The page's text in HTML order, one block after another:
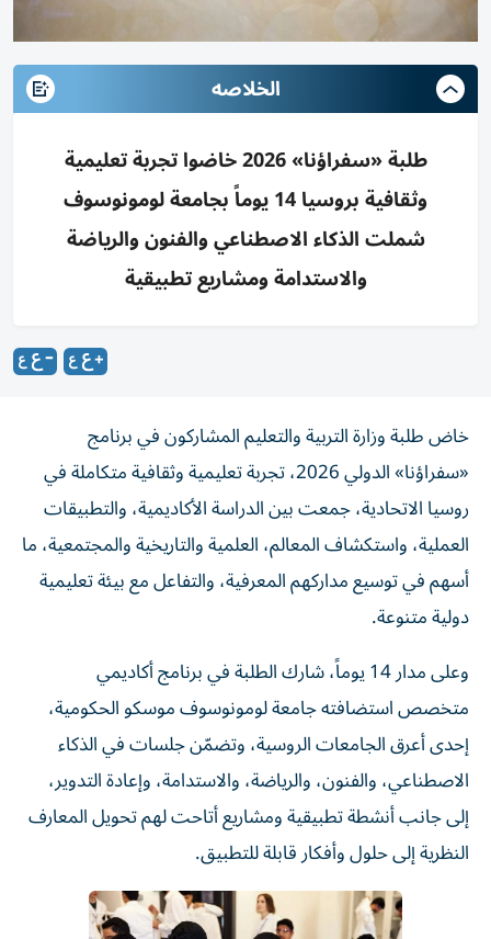
الخلاصه
طلبة «سفراؤنا» 2026 خاضوا تجربة تعليمية
وثقافية بروسيا 14 يوماً بجامعة لومونوسوف
شملت الذكاء الاصطناعي والفنون والرياضة
والاستدامة ومشاريع تطبيقية
خاض طلبة وزارة التربية والتعليم المشاركون في برنامج
«سفراؤنا» الدولي 2026، تجربة تعليمية وثقافية متكاملة في
روسيا الاتحادية، جمعت بين الدراسة الأكاديمية، والتطبيقات
العملية، واستكشاف المعالم، العلمية والتاريخية والمجتمعية، ما
أسهم في توسيع مداركهم المعرفية، والتفاعل مع بيئة تعليمية
دولية متنوعة.
وعلى مدار 14 يوماً، شارك الطلبة في برنامج أكاديمي
متخصص استضافته جامعة لومونوسوف موسكو الحكومية،
إحدى أعرق الجامعات الروسية، وتضمّن جلسات في الذكاء
الاصطناعي، والفنون، والرياضة، والاستدامة، وإعادة التدوير،
إلى جانب أنشطة تطبيقية ومشاريع أتاحت لهم تحويل المعارف
النظرية إلى حلول وأفكار قابلة للتطبيق.